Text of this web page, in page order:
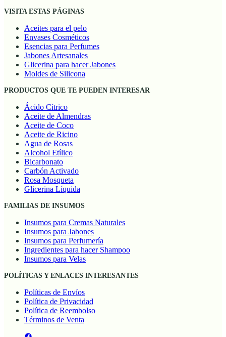
VISITA ESTAS PÁGINAS
Aceites para el pelo
Envases Cosméticos
Esencias para Perfumes
Jabones Artesanales
Glicerina para hacer Jabones
Moldes de Silicona
PRODUCTOS QUE TE PUEDEN INTERESAR
Ácido Cítrico
Aceite de Almendras
Aceite de Coco
Aceite de Ricino
Agua de Rosas
Alcohol Etílico
Bicarbonato
Carbón Activado
Rosa Mosqueta
Glicerina Líquida
FAMILIAS DE INSUMOS
Insumos para Cremas Naturales
Insumos para Jabones
Insumos para Perfumería
Ingredientes para hacer Shampoo
Insumos para Velas
POLÍTICAS Y ENLACES INTERESANTES
Políticas de Envíos
Política de Privacidad
Política de Reembolso
Términos de Venta